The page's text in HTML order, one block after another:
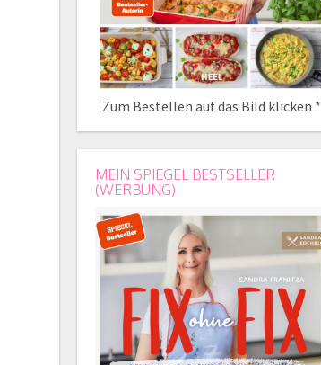
Zum Bestellen auf das Bild klicken *
MEIN SPIEGEL BESTSELLER
(WERBUNG)